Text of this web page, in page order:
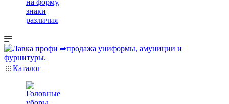
на форму,
знаки
различия
Каталог